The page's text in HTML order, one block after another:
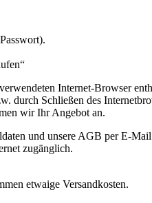
Internet-Browser
durch Schließen des
wir Ihr Angebot an.
und unsere AGB per E-
zugänglich.
etwaige Versandkosten.